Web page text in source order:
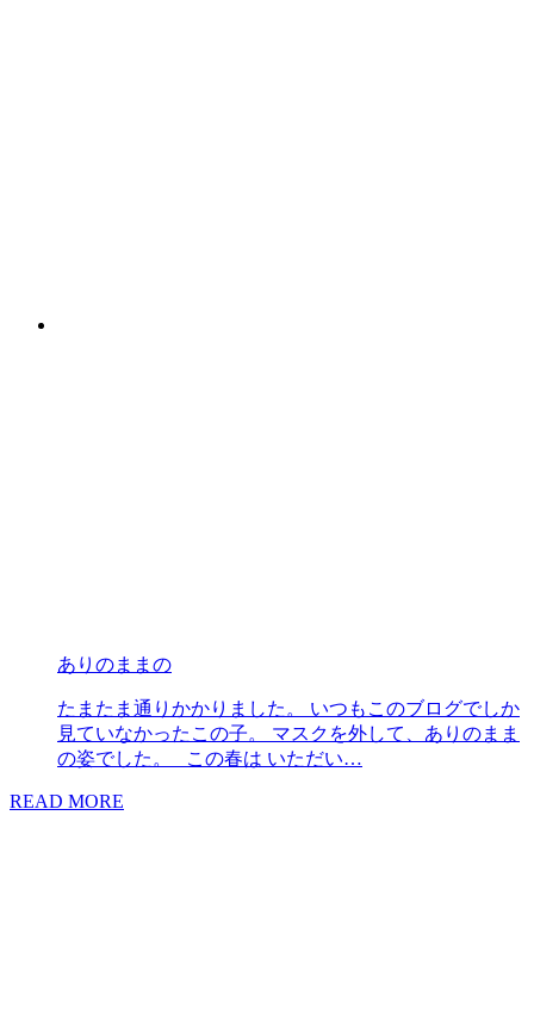
ありのままの
たまたま通りかかりました。 いつもこのブログでしか
見ていなかったこの子。 マスクを外して、ありのまま
の姿でした。 この春は いただい…
READ MORE